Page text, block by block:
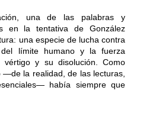
una de las palabras y
en la tentativa de González
una especie de lucha contra
límite humano y la fuerza
y su disolución. Como
la realidad, de las lecturas,
había siempre que